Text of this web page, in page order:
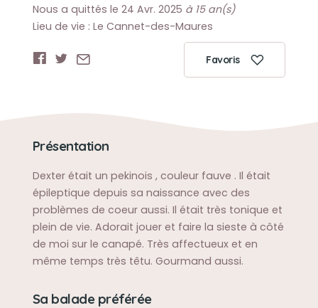
Nous a quittés le 24 Avr. 2025 à 15 an(s)
Lieu de vie : Le Cannet-des-Maures
Favoris
Présentation
Dexter était un pekinois , couleur fauve . Il était
épileptique depuis sa naissance avec des
problèmes de coeur aussi. Il était très tonique et
plein de vie. Adorait jouer et faire la sieste à côté
de moi sur le canapé. Très affectueux et en
même temps très têtu. Gourmand aussi.
Sa balade préférée